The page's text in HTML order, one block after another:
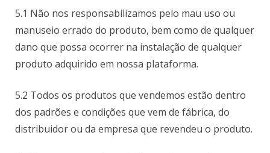
5.1 Não nos responsabilizamos pelo mau uso ou
manuseio errado do produto, bem como de qualquer
dano que possa ocorrer na instalação de qualquer
produto adquirido em nossa plataforma.
5.2 Todos os produtos que vendemos estão dentro
dos padrões e condições que vem de fábrica, do
distribuidor ou da empresa que revendeu o produto.